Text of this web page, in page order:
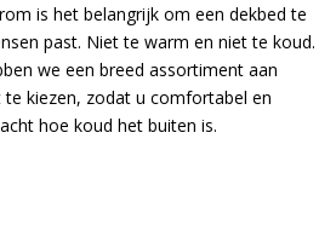
is het belangrijk om een dekbed te
past. Niet te warm en niet te koud.
we een breed assortiment aan
kiezen, zodat u comfortabel en
hoe koud het buiten is.